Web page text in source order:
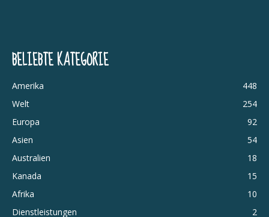
BELIEBTE KATEGORIE
Amerika
448
Welt
254
Europa
92
Asien
54
Australien
18
Kanada
15
Afrika
10
Dienstleistungen
2